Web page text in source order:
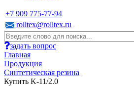
+7 909 775-77-94
rolltex@rolltex.ru
задать вопрос
Главная
Продукция
Синтетическая резина
Купить K-11/2.0